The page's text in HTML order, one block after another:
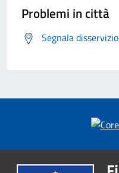
Problemi in città
Segnala disservizio